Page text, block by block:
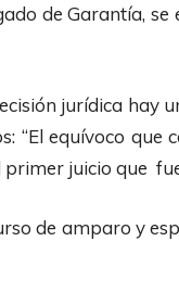
de Garantía, se
jurídica hay
“El equívoco que
juicio que
de amparo y